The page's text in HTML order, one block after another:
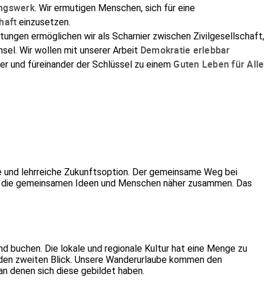
. Wir ermutigen Menschen, sich für eine
einzusetzen.
ermöglichen wir als Scharnier zwischen Zivilgesellschaft,
Wir wollen mit unserer Arbeit Demokratie erlebbar
und füreinander der Schlüssel zu einemGuten Leben für Alle
lehrreiche Zukunftsoption. Der gemeinsame Weg bei
gemeinsamen Ideen und Menschen näher zusammen. Das
buchen. Die lokale und regionale Kultur hat eine Menge zu
zweiten Blick. Unsere Wanderurlaube kommen den
denen sich diese gebildet haben.